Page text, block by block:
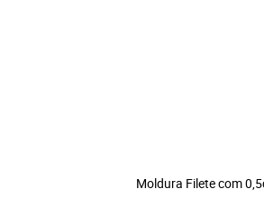
Moldura Filete com